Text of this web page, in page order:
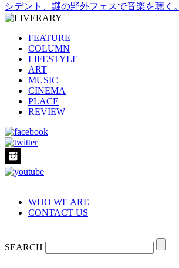
シデント、謎の野外フェスで音楽を聴く。
FEATURE
COLUMN
LIFESTYLE
ART
MUSIC
CINEMA
PLACE
REVIEW
WHO WE ARE
CONTACT US
SEARCH